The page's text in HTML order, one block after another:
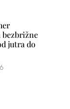
bezbrižne
jutra do